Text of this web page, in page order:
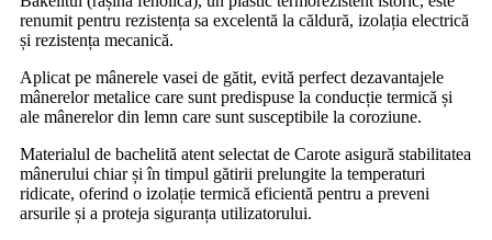
renumit pentru rezistența sa excelentă la căldură, izolația electrică
și rezistența mecanică.
Aplicat pe mânerele vasei de gătit, evită perfect dezavantajele
mânerelor metalice care sunt predispuse la conducție termică și
ale mânerelor din lemn care sunt susceptibile la coroziune.
Materialul de bachelită atent selectat de Carote asigură stabilitatea
mânerului chiar și în timpul gătirii prelungite la temperaturi
ridicate, oferind o izolație termică eficientă pentru a preveni
arsurile și a proteja siguranța utilizatorului.